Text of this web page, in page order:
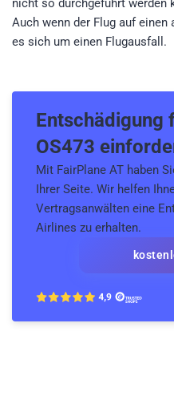
nicht so durchgeführt werden
Auch wenn der Flug auf einen
es sich um einen Flugausfall.
Entschädigung
OS473
Mit FairPlane AT haben
Ihrer Seite. Wir helfen
Vertragsanwälten eine
Airlines zu erhalten.